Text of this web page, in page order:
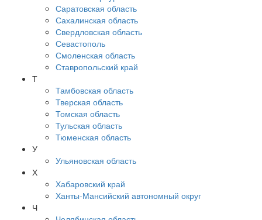
Саратовская область
Сахалинская область
Свердловская область
Севастополь
Смоленская область
Ставропольский край
Т
Тамбовская область
Тверская область
Томская область
Тульская область
Тюменская область
У
Ульяновская область
Х
Хабаровский край
Ханты-Мансийский автономный округ
Ч